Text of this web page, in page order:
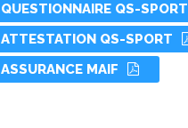
QUESTIONNAIRE QS-SPORT
ATTESTATION QS-SPORT
ASSURANCE MAIF